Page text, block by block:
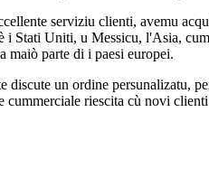
serviziu clienti, avemu
Stati Uniti, u Messicu, l'Asia,
maiò parte di i paesi europei.
un ordine persunalizatu,
cummerciale riescita cù novi